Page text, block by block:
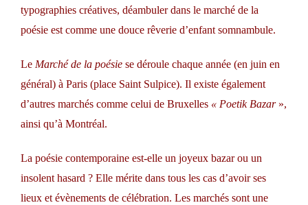
typographies créatives, déambuler dans le marché de la
poésie est comme une douce rêverie d’enfant somnambule.
Le Marché de la poésie se déroule chaque année (en juin en
général) à Paris (place Saint Sulpice). Il existe également
d’autres marchés comme celui de Bruxelles « Poetik Bazar»,
ainsi qu’à Montréal.
La poésie contemporaine est-elle un joyeux bazar ou un
insolent hasard ? Elle mérite dans tous les cas d’avoir ses
lieux et évènements de célébration. Les marchés sont une